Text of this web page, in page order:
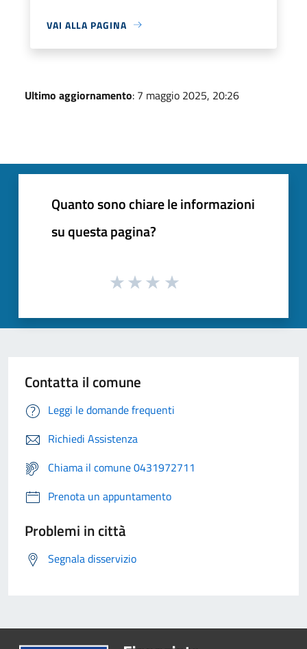
VAI ALLA PAGINA
Ultimo aggiornamento: 7 maggio 2025, 20:26
Quanto sono chiare le informazioni
su questa pagina?
Contatta il comune
Leggi le domande frequenti
Richiedi Assistenza
Chiama il comune 0431972711
Prenota un appuntamento
Problemi in città
Segnala disservizio